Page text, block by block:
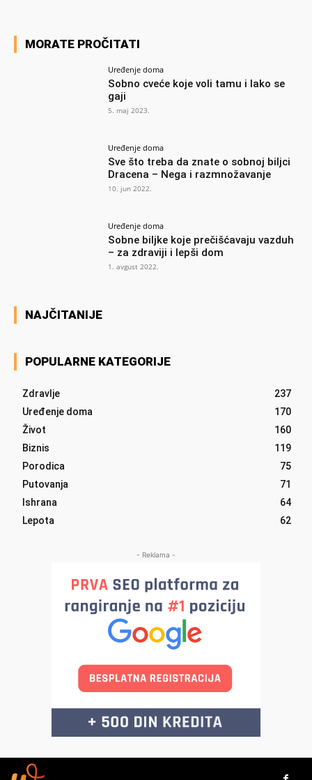
MORATE PROČITATI
Uređenje doma
Sobno cveće koje voli tamu i lako se
gaji
5. maj 2023.
Uređenje doma
Sve što treba da znate o sobnoj biljci
Dracena – Nega i razmnožavanje
10. jun 2022.
Uređenje doma
Sobne biljke koje prečišćavaju vazduh
– za zdraviji i lepši dom
1. avgust 2022.
NAJČITANIJE
POPULARNE KATEGORIJE
Zdravlje
237
Uređenje doma
170
Život
160
Biznis
119
Porodica
75
Putovanja
71
Ishrana
64
Lepota
62
- Reklama -